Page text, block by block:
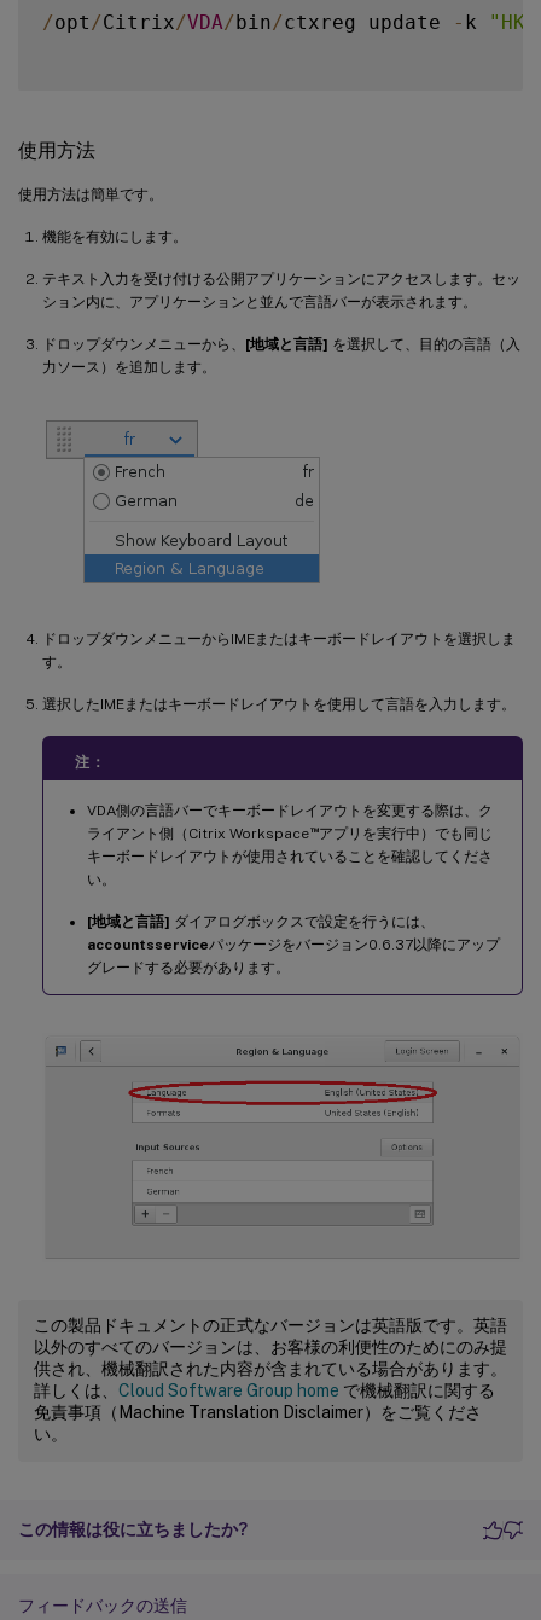
/opt /Citrix/VDA/bin/ctxreg update - k
使用方法
使用方法は簡単です。
機能を有効にします。
テキスト入力を受け付ける公開アプリケーションにアクセスします。セッ
ション内に、アプリケーションと並んで言語バーが表示されます。
ドロップダウンメニューから、 [地域と言語] を選択して、目的の言語（入
力ソース）を追加します。
ドロップダウンメニューからIMEまたはキーボードレイアウトを選択しま
す。
選択したIMEまたはキーボードレイアウトを使用して言語を入力します。
注：
VDA側の言語バーでキーボードレイアウトを変更する際は、ク
ライアント側（Citrix Workspace™アプリを実行中）でも同じ
キーボードレイアウトが使用されていることを確認してくださ
い。
[地域と言語] ダイアログボックスで設定を行うには、
accountsserviceパッケージをバージョン0.6.37以降にアップ
グレードする必要があります。
この製品ドキュメントの正式なバージョンは英語版です。英語
以外のすべてのバージョンは、お客様の利便性のためにのみ提
供され、機械翻訳された内容が含まれている場合があります。
詳しくは、 Cloud Software Group home で機械翻訳に関する
免責事項（Machine Translation Disclaimer）をご覧くださ
い。
この情報は役に立ちましたか?
フィードバックの送信